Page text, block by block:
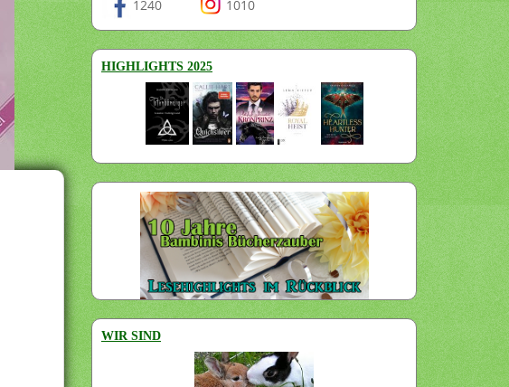
1240 1010
HIGHLIGHTS 2025
WIR SIND